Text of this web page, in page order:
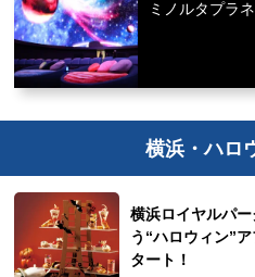
ミノルタプラ
横浜・ハロ
横浜ロイヤルパ
う“ハロウィン”
タート！